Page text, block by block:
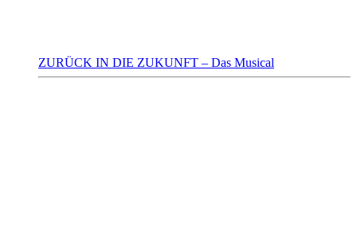
ZURÜCK IN DIE ZUKUNFT – Das Musical